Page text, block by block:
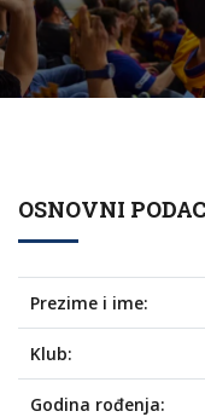
OSNOVNI
Prezime i ime:
Klub:
Godina rođenja: